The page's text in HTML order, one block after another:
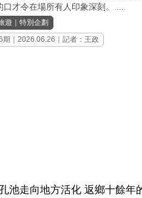
口才令在場所有人印象深刻。 ...
遊 ｜特別企劃
期
｜2026.06.26｜記者：王政
池走向地方活化 返鄉十餘年